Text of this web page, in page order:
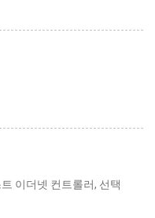
이더넷 컨트롤러, 선택